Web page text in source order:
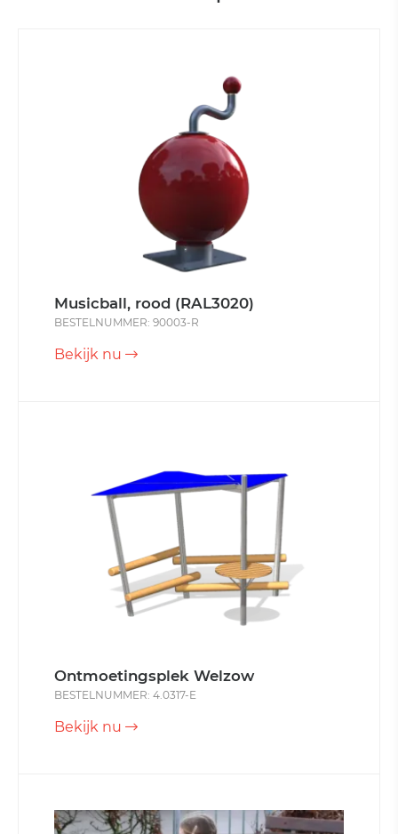
Musicball, rood (RAL3020)
BESTELNUMMER: 90003-R
Bekijk nu
Ontmoetingsplek Welzow
BESTELNUMMER: 4.0317-E
Bekijk nu